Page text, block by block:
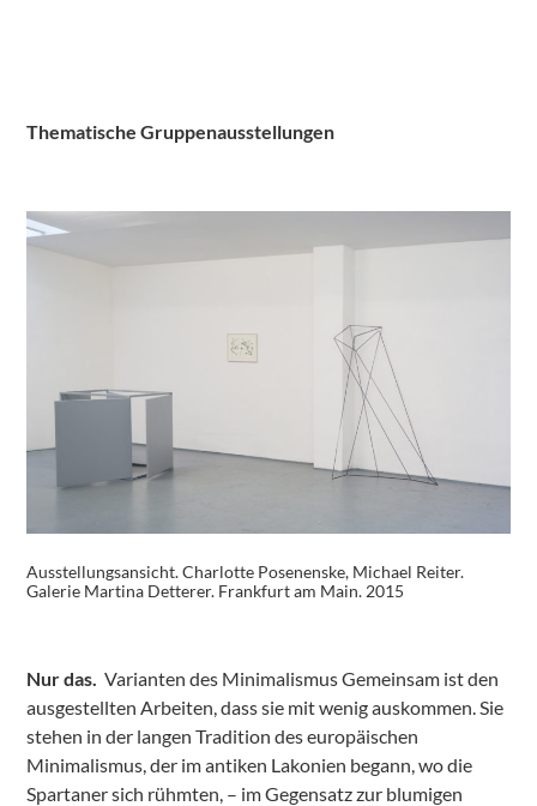
Thematische Gruppenausstellungen
Ausstellungsansicht. Charlotte Posenenske, Michael Reiter.
Galerie Martina Detterer. Frankfurt am Main. 2015
Nur das. Varianten des Minimalismus Gemeinsam ist den
ausgestellten Arbeiten, dass sie mit wenig auskommen. Sie
stehen in der langen Tradition des europäischen
Minimalismus, der im antiken Lakonien begann, wo die
Spartaner sich rühmten, – im Gegensatz zur blumigen